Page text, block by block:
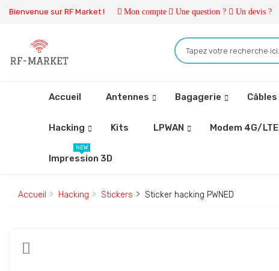
Bienvenue sur RF Market ! Mon compte Une question ? Un devis ?
Accueil Antennes Bagagerie Câbles
Hacking Kits LPWAN Modem 4G/LTE
Impression 3D
NEW
Accueil Hacking Stickers Sticker hacking PWNED